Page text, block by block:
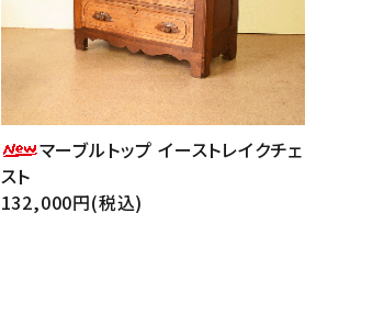
マーブルトップ イーストレイクチェ
スト
132,000円(税込)